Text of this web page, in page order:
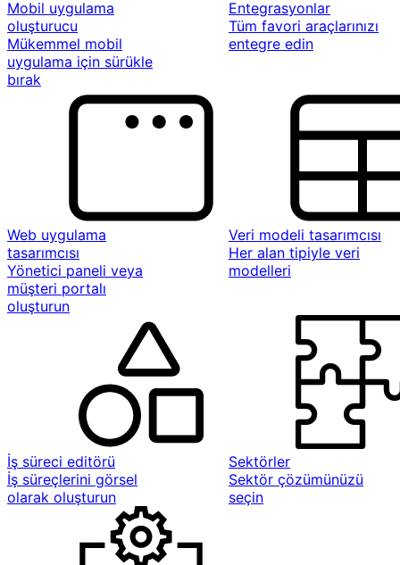
Mobil uygulama
oluşturucu
Mükemmel mobil
uygulama için sürükle
bırak
Entegrasyonlar
Tüm favori araçlarınızı
entegre edin
Web uygulama
tasarımcısı
Yönetici paneli veya
müşteri portalı
oluşturun
Veri modeli tasarımcısı
Her alan tipiyle veri
modelleri
İş süreci editörü
İş süreçlerini görsel
olarak oluşturun
Sektörler
Sektör çözümünüzü
seçin